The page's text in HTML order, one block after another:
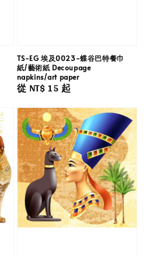
TS-EG 埃及0023-蝶谷巴特餐巾
紙/藝術紙 Decoupage
napkins/art paper
Regular
從 NT$ 15起